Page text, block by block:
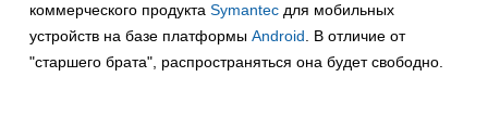
коммерческого продукта Symantec для мобильных
устройств на базе платформы Android . В отличие от
"старшего брата", распространяться она будет свободно.